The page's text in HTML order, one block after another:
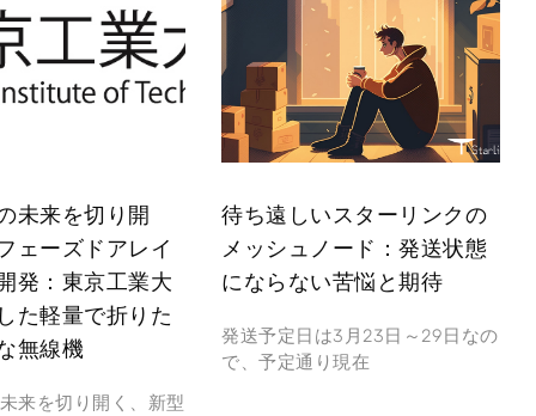
未来を切り開
ェーズドアレイ
発：東京工業大
た軽量で折りた
無線機
来を切り開く、新型
待ち遠しいスターリンクの
メッシュノード：発送状態
にならない苦悩と期待
発送予定日は3月23日～29日なの
で、予定通り現在